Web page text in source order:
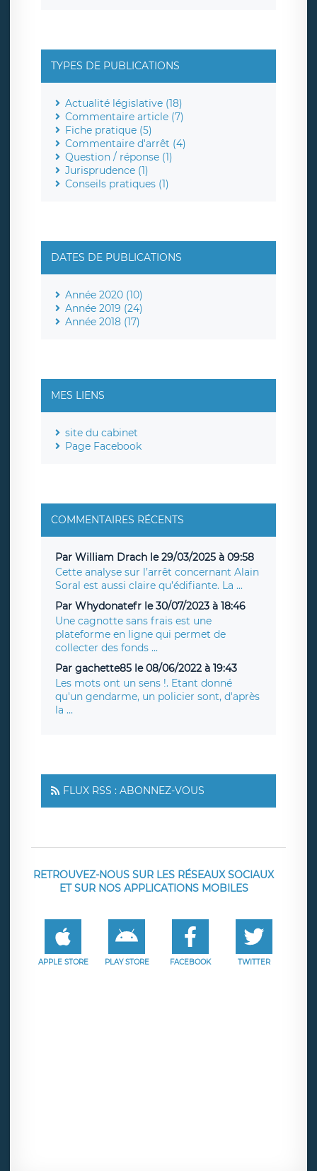
TYPES DE PUBLICATIONS
Actualité législative (18)
Commentaire article (7)
Fiche pratique (5)
Commentaire d'arrêt (4)
Question / réponse (1)
Jurisprudence (1)
Conseils pratiques (1)
DATES DE PUBLICATIONS
Année 2020 (10)
Année 2019 (24)
Année 2018 (17)
MES LIENS
site du cabinet
Page Facebook
COMMENTAIRES RÉCENTS
Par William Drach le 29/03/2025 à 09:58
Cette analyse sur l’arrêt concernant Alain
Soral est aussi claire qu’édifiante. La ...
Par Whydonatefr le 30/07/2023 à 18:46
Une cagnotte sans frais est une
plateforme en ligne qui permet de
collecter des fonds ...
Par gachette85 le 08/06/2022 à 19:43
Les mots ont un sens !. Etant donné
qu'un gendarme, un policier sont, d'après
la ...
FLUX RSS : ABONNEZ-VOUS
RETROUVEZ-NOUS SUR LES RÉSEAUX SOCIAUX
ET SUR NOS APPLICATIONS MOBILES
APPLE STORE PLAY STORE FACEBOOK TWITTER